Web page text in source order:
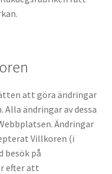
att göra ändringar
ändringar av dessa
Ändringar
Villkoren (i
besök på
efter att